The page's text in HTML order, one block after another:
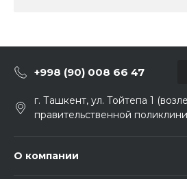
+998 (90) 008 66 47
г. Ташкент, ул. Тойтепа 1 (возле
правительственной
О компании